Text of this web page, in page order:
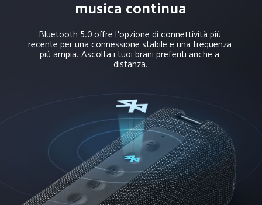
musica continua
Bluetooth 5.0 offre l'opzione di connettività più
recente per una connessione stabile e una frequenza
più ampia. Ascolta i tuoi brani preferiti anche a
distanza.